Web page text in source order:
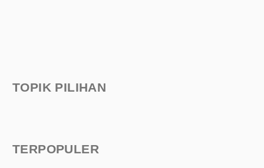
TOPIK PILIHAN
TERPOPULER